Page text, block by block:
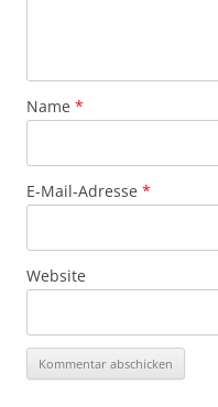
Name *
E-Mail-Adresse *
Website